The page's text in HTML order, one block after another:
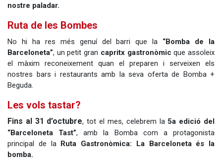
nostre paladar.
Ruta de les Bombes
No hi ha res més genuí del barri que la “Bomba de la
Barceloneta”, un petit gran capritx gastronòmic que assoleix
el màxim reconeixement quan el preparen i serveixen els
nostres bars i restaurants amb la seva oferta de Bomba +
Beguda.
Les vols tastar?
Fins al 31 d’octubre, tot el mes, celebrem la 5a edició del
“Barceloneta Tast”, amb la Bomba com a protagonista
principal de la Ruta Gastronòmica: La Barceloneta és la
bomba.